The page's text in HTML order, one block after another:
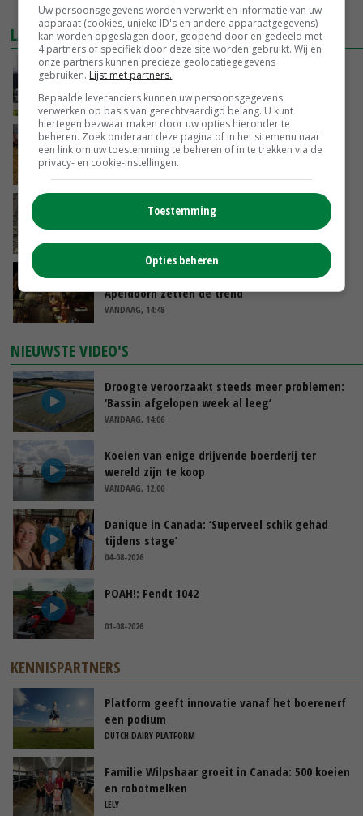
MEER MARKTPRIJZEN
LAATSTE NIEUWS
Gemiddelde Europese melkprijs daalt licht in
juni
VANDAAG, 17:04
Frans onderzoekcentrum bestrijkt hele
varkensvleesketen
VANDAAG, 15:29
Emmeloord noteert eerste zaaiuien op
VANDAAG, 14:59
Spontane boerenacties in Twente en
Apeldoorn zetten de trend
VANDAAG, 14:48
NIEUWSTE VIDEO'S
Droogte veroorzaakt steeds meer problemen:
‘Bassin afgelopen week al leeg’
VANDAAG, 14:06
Koeien van enige drijvende boerderij ter
wereld zijn te koop
VANDAAG, 12:00
Danique in Canada: ‘Superveel schik gehad
tijdens stage’
04-08-2026
POAH!: Fendt 1042
01-08-2026
KENNISPARTNERS
Platform geeft innovatie vanaf het boerenerf
een podium
DUTCH DAIRY PLATFORM
Familie Wilpshaar groeit in Canada: 500 koeien
en robotmelken
LELY
Uw persoonsgegevens worden verwerkt en informatie van uw
apparaat (cookies, unieke ID's en andere apparaatgegevens)
kan worden opgeslagen door, geopend door en gedeeld met
4 partners of specifiek door deze site worden gebruikt. Wij en
onze partners kunnen precieze geolocatiegegevens
gebruiken. Lijst met partners.
Bepaalde leveranciers kunnen uw persoonsgegevens
verwerken op basis van gerechtvaardigd belang. U kunt
hiertegen bezwaar maken door uw opties hieronder te
beheren. Zoek onderaan deze pagina of in het sitemenu naar
een link om uw toestemming te beheren of in te trekken via de
privacy- en cookie-instellingen.
Toestemming
Opties beheren